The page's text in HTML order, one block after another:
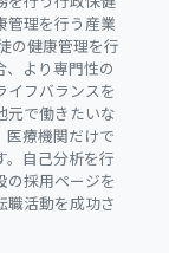
管理を行う産業
の健康管理を行
、より専門性の
イフバランスを
元で働きたいな
医療機関だけで
。自己分析を行
の採用ページを
職活動を成功さ